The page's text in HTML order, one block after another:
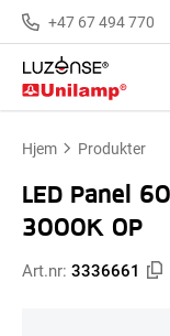
+47 67 494 770
Hjem Produkter
LED Panel
3000K OP
Art.nr: 3336661